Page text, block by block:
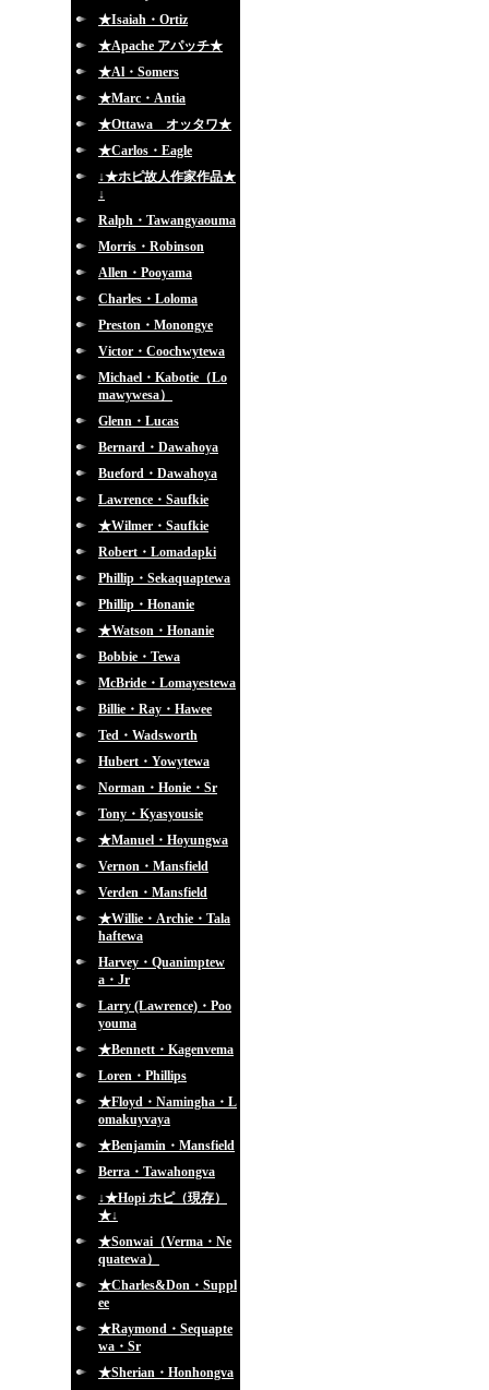
★Isaiah・Ortiz
★Apache アパッチ★
★Al・Somers
★Marc・Antia
★Ottawa オッタワ★
★Carlos・Eagle
↓★ホピ故人作家作品★
↓
Ralph・Tawangyaouma
Morris・Robinson
Allen・Pooyama
Charles・Loloma
Preston・Monongye
Victor・Coochwytewa
Michael・Kabotie（Lo
mawywesa）
Glenn・Lucas
Bernard・Dawahoya
Bueford・Dawahoya
Lawrence・Saufkie
★Wilmer・Saufkie
Robert・Lomadapki
Phillip・Sekaquaptewa
Phillip・Honanie
★Watson・Honanie
Bobbie・Tewa
McBride・Lomayestewa
Billie・Ray・Hawee
Ted・Wadsworth
Hubert・Yowytewa
Norman・Honie・Sr
Tony・Kyasyousie
★Manuel・Hoyungwa
Vernon・Mansfield
Verden・Mansfield
★Willie・Archie・Tala
haftewa
Harvey・Quanimptew
a・Jr
Larry (Lawrence)・Poo
youma
★Bennett・Kagenvema
Loren・Phillips
★Floyd・Namingha・L
omakuyvaya
★Benjamin・Mansfield
Berra・Tawahongva
↓★Hopi ホピ（現存）
★↓
★Sonwai（Verma・Ne
quatewa）
★Charles&Don・Suppl
ee
★Raymond・Sequapte
wa・Sr
★Sherian・Honhongva